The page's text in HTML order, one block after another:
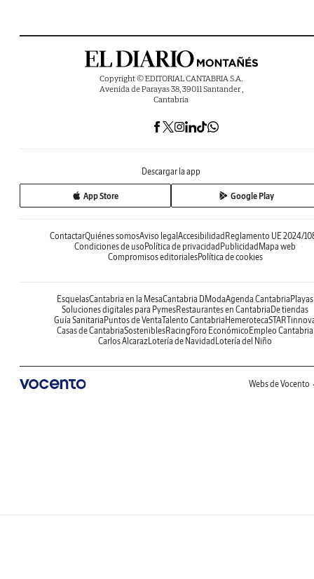
Copyright © EDITORIAL CANTABRIA S.A.
Avenida de Parayas 38, 39011 Santander ,
Cantabria
Descargar la app
App Store Google Play
ContactarQuiénes somosAviso legal Accesibilidad Reglamento UE 2024/
Condiciones de uso Política de privacidad Publicidad Mapa web
Compromisos editorialesPolítica de cookies
EsquelasCantabria en la MesaCantabria DModaAgenda Cantabria Playas
Soluciones digitales para PymesRestaurantes en Cantabria De tiendas
Guía Sanitaria Puntos de VentaTalento Cantabria Hemeroteca
Casas de CantabriaSosteniblesRacing Foro Económico Empleo Cantabria
Carlos AlcarazLotería de Navidad Lotería del Niño
Webs de Vocento